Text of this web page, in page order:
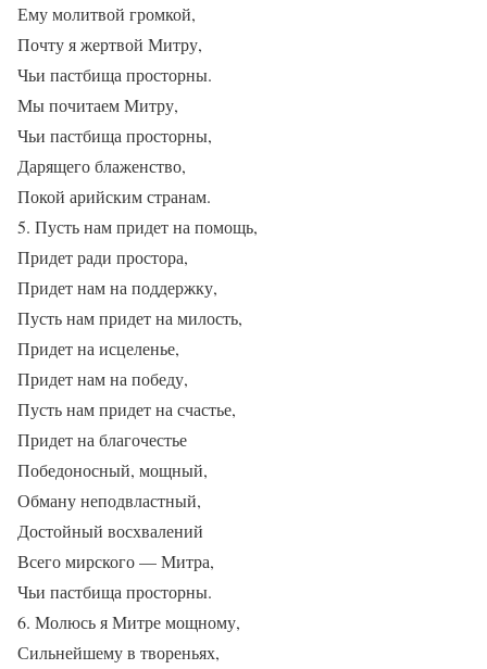
Ему молитвой громкой,
Почту я жертвой Митру,
Чьи пастбища просторны.
Мы почитаем Митру,
Чьи пастбища просторны,
Дарящего блаженство,
Покой арийским странам.
5. Пусть нам придет на помощь,
Придет ради простора,
Придет нам на поддержку,
Пусть нам придет на милость,
Придет на исцеленье,
Придет нам на победу,
Пусть нам придет на счастье,
Придет на благочестье
Победоносный, мощный,
Обману неподвластный,
Достойный восхвалений
Всего мирского — Митра,
Чьи пастбища просторны.
6. Молюсь я Митре мощному,
Сильнейшему в твореньях,